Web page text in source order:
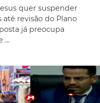
quer suspender
até revisão do Plano
já preocupa
...